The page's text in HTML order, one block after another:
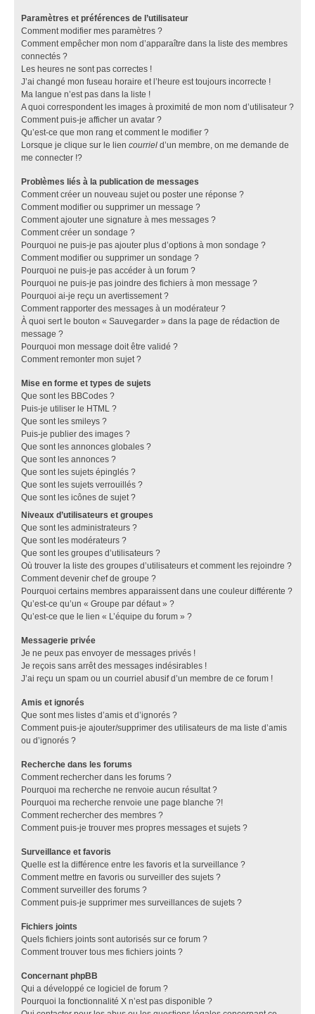
Paramètres et préférences de l’utilisateur
Comment modifier mes paramètres ?
Comment empêcher mon nom d’apparaître dans la liste des membres
connectés ?
Les heures ne sont pas correctes !
J’ai changé mon fuseau horaire et l’heure est toujours incorrecte !
Ma langue n’est pas dans la liste !
A quoi correspondent les images à proximité de mon nom d’utilisateur ?
Comment puis-je afficher un avatar ?
Qu’est-ce que mon rang et comment le modifier ?
Lorsque je clique sur le lien courriel d’un membre, on me demande de
me connecter !?
Problèmes liés à la publication de messages
Comment créer un nouveau sujet ou poster une réponse ?
Comment modifier ou supprimer un message ?
Comment ajouter une signature à mes messages ?
Comment créer un sondage ?
Pourquoi ne puis-je pas ajouter plus d’options à mon sondage ?
Comment modifier ou supprimer un sondage ?
Pourquoi ne puis-je pas accéder à un forum ?
Pourquoi ne puis-je pas joindre des fichiers à mon message ?
Pourquoi ai-je reçu un avertissement ?
Comment rapporter des messages à un modérateur ?
À quoi sert le bouton « Sauvegarder » dans la page de rédaction de
message ?
Pourquoi mon message doit être validé ?
Comment remonter mon sujet ?
Mise en forme et types de sujets
Que sont les BBCodes ?
Puis-je utiliser le HTML ?
Que sont les smileys ?
Puis-je publier des images ?
Que sont les annonces globales ?
Que sont les annonces ?
Que sont les sujets épinglés ?
Que sont les sujets verrouillés ?
Que sont les icônes de sujet ?
Niveaux d’utilisateurs et groupes
Que sont les administrateurs ?
Que sont les modérateurs ?
Que sont les groupes d’utilisateurs ?
Où trouver la liste des groupes d’utilisateurs et comment les rejoindre ?
Comment devenir chef de groupe ?
Pourquoi certains membres apparaissent dans une couleur différente ?
Qu’est-ce qu’un « Groupe par défaut » ?
Qu’est-ce que le lien « L’équipe du forum » ?
Messagerie privée
Je ne peux pas envoyer de messages privés !
Je reçois sans arrêt des messages indésirables !
J’ai reçu un spam ou un courriel abusif d’un membre de ce forum !
Amis et ignorés
Que sont mes listes d’amis et d’ignorés ?
Comment puis-je ajouter/supprimer des utilisateurs de ma liste d’amis
ou d’ignorés ?
Recherche dans les forums
Comment rechercher dans les forums ?
Pourquoi ma recherche ne renvoie aucun résultat ?
Pourquoi ma recherche renvoie une page blanche ?!
Comment rechercher des membres ?
Comment puis-je trouver mes propres messages et sujets ?
Surveillance et favoris
Quelle est la différence entre les favoris et la surveillance ?
Comment mettre en favoris ou surveiller des sujets ?
Comment surveiller des forums ?
Comment puis-je supprimer mes surveillances de sujets ?
Fichiers joints
Quels fichiers joints sont autorisés sur ce forum ?
Comment trouver tous mes fichiers joints ?
Concernant phpBB
Qui a développé ce logiciel de forum ?
Pourquoi la fonctionnalité X n’est pas disponible ?